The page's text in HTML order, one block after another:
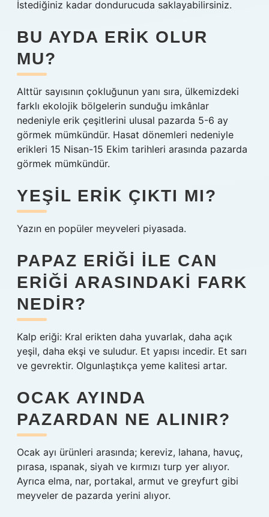
İstediğiniz kadar dondurucuda saklayabilirsiniz.
BU AYDA ERIK OLUR
MU?
Alttür sayısının çokluğunun yanı sıra, ülkemizdeki
farklı ekolojik bölgelerin sunduğu imkânlar
nedeniyle erik çeşitlerini ulusal pazarda 5-6 ay
görmek mümkündür. Hasat dönemleri nedeniyle
erikleri 15 Nisan-15 Ekim tarihleri ​​arasında pazarda
görmek mümkündür.
YEŞIL ERIK ÇIKTI MI?
Yazın en popüler meyveleri piyasada.
PAPAZ ERIĞI ILE CAN
ERIĞI ARASINDAKI FARK
NEDIR?
Kalp eriği: Kral erikten daha yuvarlak, daha açık
yeşil, daha ekşi ve suludur. Et yapısı incedir. Et sarı
ve gevrektir. Olgunlaştıkça yeme kalitesi artar.
OCAK AYINDA
PAZARDAN NE ALINIR?
Ocak ayı ürünleri arasında; kereviz, lahana, havuç,
pırasa, ıspanak, siyah ve kırmızı turp yer alıyor.
Ayrıca elma, nar, portakal, armut ve greyfurt gibi
meyveler de pazarda yerini alıyor.